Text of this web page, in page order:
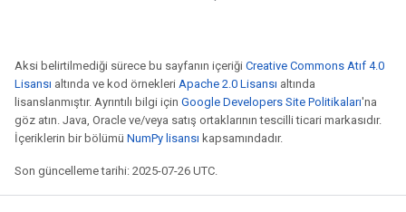
Aksi belirtilmediği sürece bu sayfanın içeriği Creative Commons Atıf 4.0
Lisansı altında ve kod örnekleri Apache 2.0 Lisansı altında
lisanslanmıştır. Ayrıntılı bilgi için Google Developers Site Politikaları'na
göz atın. Java, Oracle ve/veya satış ortaklarının tescilli ticari markasıdır.
İçeriklerin bir bölümü NumPy lisansı kapsamındadır.
Son güncelleme tarihi: 2025-07-26 UTC.